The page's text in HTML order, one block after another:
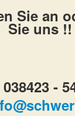
Sie an
Sie uns !!
-